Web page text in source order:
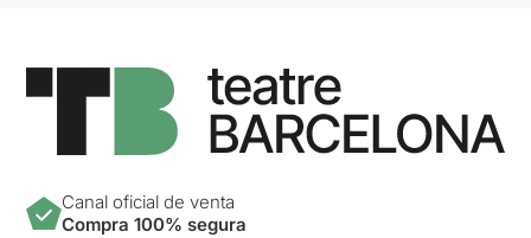
Canal oficial de venta
Compra 100% segura